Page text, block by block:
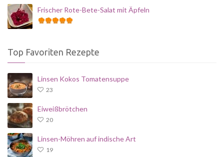
Frischer Rote-Bete-Salat mit Äpfeln
Top Favoriten Rezepte
Linsen Kokos Tomatensuppe
23
Eiweißbrötchen
20
Linsen-Möhren auf indische Art
19